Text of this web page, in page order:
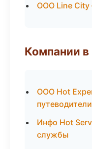
ООО Line
Компании в
ООО Hot
путеводители
Инфо Hot
службы